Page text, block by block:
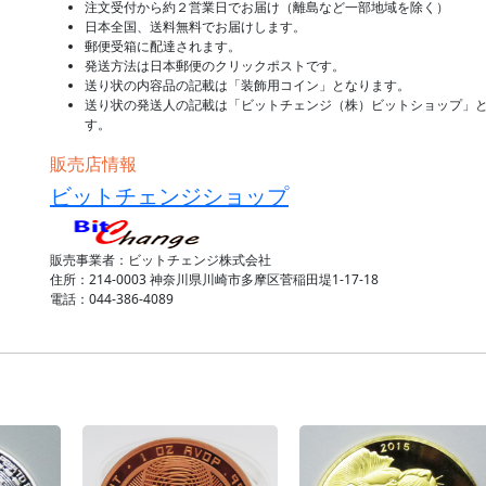
注文受付から約２営業日でお届け（離島など一部地域を除く）
日本全国、送料無料でお届けします。
郵便受箱に配達されます。
発送方法は日本郵便のクリックポストです。
送り状の内容品の記載は「装飾用コイン」となります。
送り状の発送人の記載は「ビットチェンジ（株）ビットショップ」
す。
販売店情報
ビットチェンジショップ
販売事業者：ビットチェンジ株式会社
住所：214-0003 神奈川県川崎市多摩区菅稲田堤1-17-18
電話：044-386-4089